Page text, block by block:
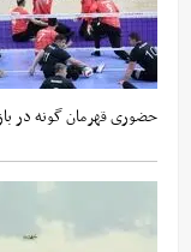
حضوری قهرمان گونه در بازی‌های